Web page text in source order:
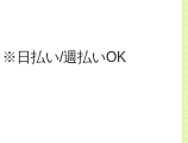
日払い/週払いOK